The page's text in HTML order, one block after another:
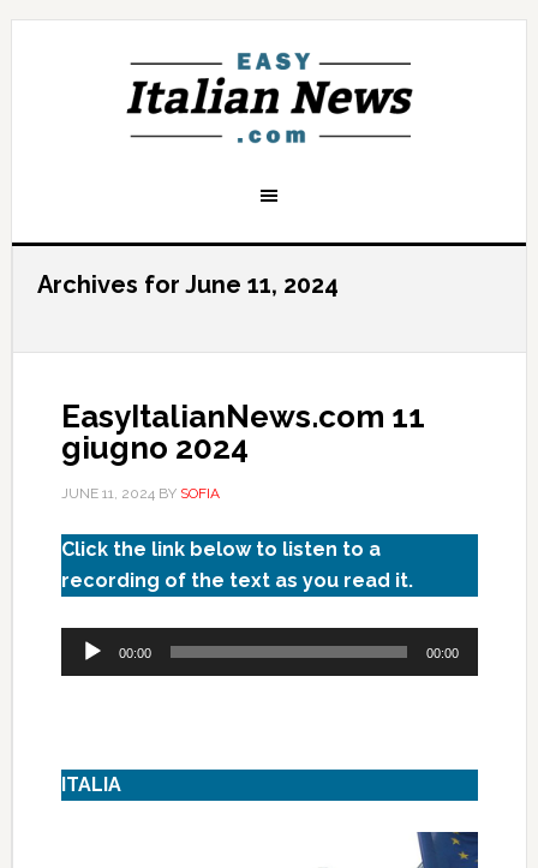
Archives for June 11, 2024
EasyItalianNews.com 11
giugno 2024
JUNE 11, 2024BY SOFIA
Click the link below to listen to a
recording of the text as you read it.
Audio
Player
00:00 00:00
ITALIA